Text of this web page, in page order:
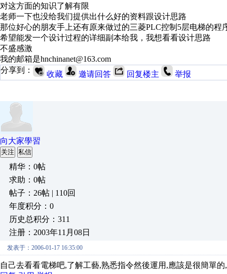
对这方面的知识了解有限
老师一下也没给我们提供出什么好的资料跟设计思路
那位好心的朋友手上还有原来做过的三菱PLC控制5层电梯的程
希望能发一个设计过程的详细副本给我，我想看看设计思路
不盛感激
我的邮箱是hnchinanet@163.com
分享到：
收藏 邀请回答 回复楼主 举报
向大家學習
关注 私信
精华：0帖
求助：0帖
帖子：26帖 | 110回
年度积分：0
历史总积分：311
注册：2003年11月08日
发表于：2006-01-17 16:35:00
自己去看看電梯吧,了解工藝,熟悉指令然後運用,應該是很簡單